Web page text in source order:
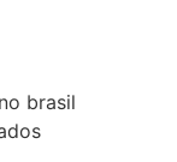
brasil